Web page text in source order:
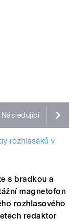
Následující
rozhlasáků v
s bradkou a
magnetofon
rozhlasového
redaktor